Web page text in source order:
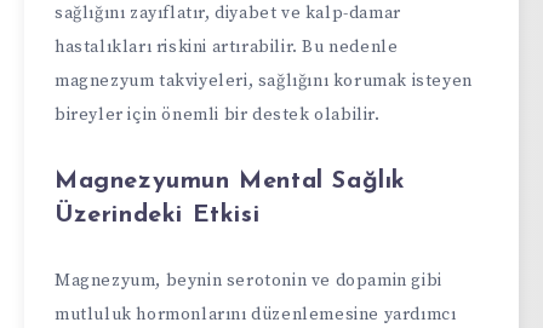
sağlığını zayıflatır, diyabet ve kalp-damar
hastalıkları riskini artırabilir. Bu nedenle
magnezyum takviyeleri, sağlığını korumak isteyen
bireyler için önemli bir destek olabilir.
Magnezyumun Mental Sağlık
Üzerindeki Etkisi
Magnezyum, beynin serotonin ve dopamin gibi
mutluluk hormonlarını düzenlemesine yardımcı